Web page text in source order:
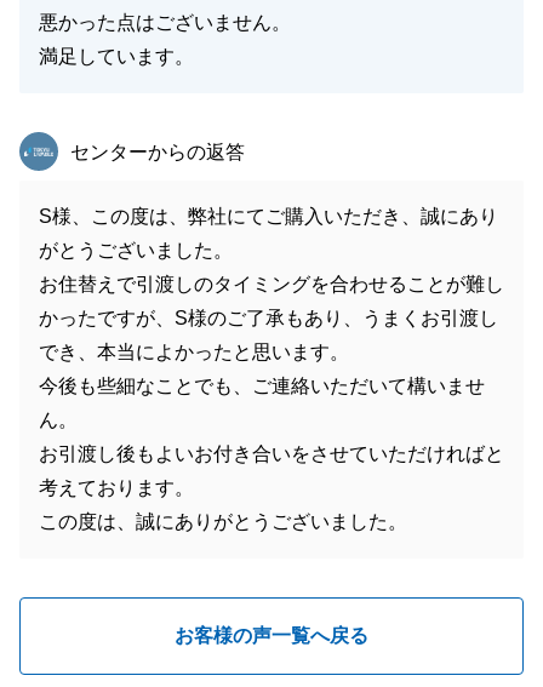
悪かった点はございません。
満足しています。
東急リバブル
センターからの返答
S様、この度は、弊社にてご購入いただき、誠にあり
がとうございました。
お住替えで引渡しのタイミングを合わせることが難し
かったですが、S様のご了承もあり、うまくお引渡し
でき、本当によかったと思います。
今後も些細なことでも、ご連絡いただいて構いませ
ん。
お引渡し後もよいお付き合いをさせていただければと
考えております。
この度は、誠にありがとうございました。
お客様の声一覧へ戻る